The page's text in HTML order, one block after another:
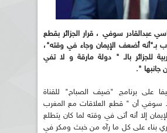
عبدالقادر سوفي ، قرار الجزائر بقطع
بـ"أنه أضعف الإيمان وجاء في وقته"،
للجزائر بالـ " دولة مارقة و لا تفي
جانبها ".
على برنامج "ضيف الصباح" للقناة
سوفي أن " قطع العلاقات مع المغرب
إلا أنه أتى في وقته لما كان يتطلع
بناء على كل ما رآه من خبث ومكر في